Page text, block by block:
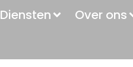
Diensten Over ons